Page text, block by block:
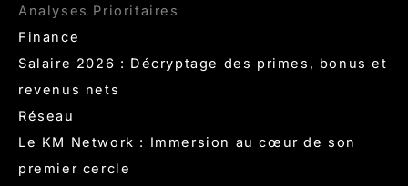
Analyses Prioritaires
Finance
Salaire 2026 : Décryptage des primes, bonus et
revenus nets
Réseau
Le KM Network : Immersion au cœur de son
premier cercle